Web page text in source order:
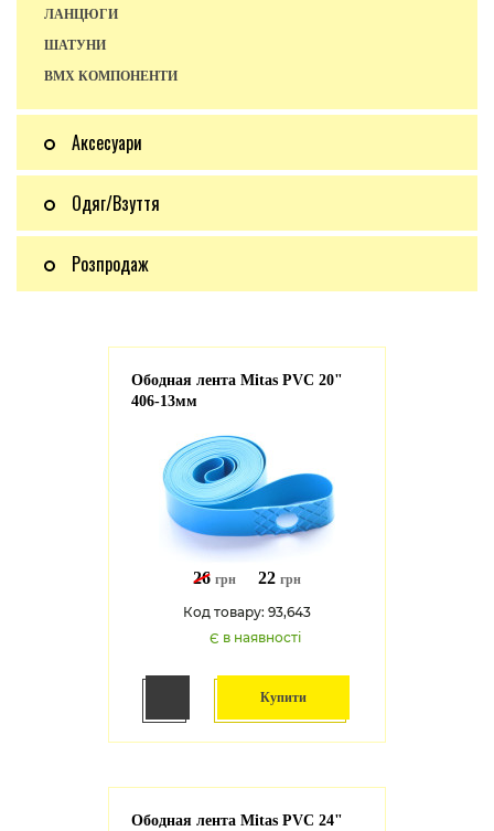
ЛАНЦЮГИ
ШАТУНИ
BMX КОМПОНЕНТИ
Аксесуари
Одяг/Взуття
Розпродаж
Ободная лента Mitas PVC 20"
406-13мм
26 грн 22 грн
Код товару: 93,643
Є в наявності
Купити
Ободная лента Mitas PVC 24"